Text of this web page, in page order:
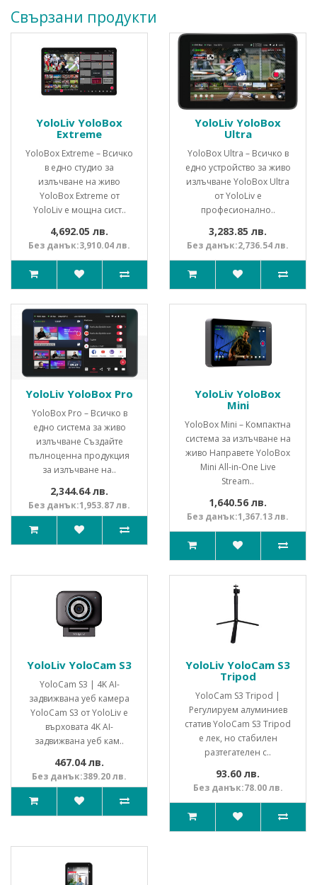
Свързани продукти
YoloLiv YoloBox
Extreme
YoloBox Extreme – Всичко
в едно студио за
излъчване на живо
YoloBox Extreme от
YoloLiv е мощна сист..
4,692.05 лв.
Без данък:3,910.04 лв.
YoloLiv YoloBox
Ultra
YoloBox Ultra – Всичко в
едно устройство за живо
излъчване YoloBox Ultra
от YoloLiv е
професионално..
3,283.85 лв.
Без данък:2,736.54 лв.
YoloLiv YoloBox Pro
YoloBox Pro – Всичко в
едно система за живо
излъчване Създайте
пълноценна продукция
за излъчване на..
2,344.64 лв.
Без данък:1,953.87 лв.
YoloLiv YoloBox
Mini
YoloBox Mini – Компактна
система за излъчване на
живо Направете YoloBox
Mini All-in-One Live
Stream..
1,640.56 лв.
Без данък:1,367.13 лв.
YoloLiv YoloCam S3
YoloCam S3 | 4K AI-
задвижвана уеб камера
YoloCam S3 от YoloLiv е
върховата 4K AI-
задвижвана уеб кам..
467.04 лв.
Без данък:389.20 лв.
YoloLiv YoloCam S3
Tripod
YoloCam S3 Tripod |
Регулируем алуминиев
статив YoloCam S3 Tripod
е лек, но стабилен
разтегателен с..
93.60 лв.
Без данък:78.00 лв.